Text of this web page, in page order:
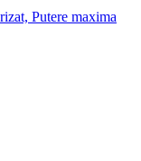
Putere maxima